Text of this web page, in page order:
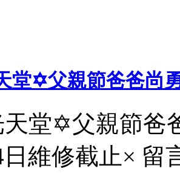
堂✡父親節爸爸尚
堂✡父親節爸
維修截止× 留